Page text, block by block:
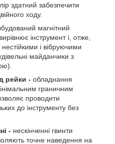
здатний забезпечити
ходу.
магнітний
інструмент і, отже,
і вібруючими
майданчики з
рейки - обладнання
граничним
проводити
до інструменту без
- нескінченні гвинти
точне наведення на